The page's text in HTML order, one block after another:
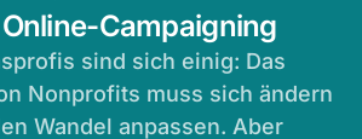
Campaigning
sind sich einig: Das
Nonprofits muss sich ändern
Wandel anpassen. Aber